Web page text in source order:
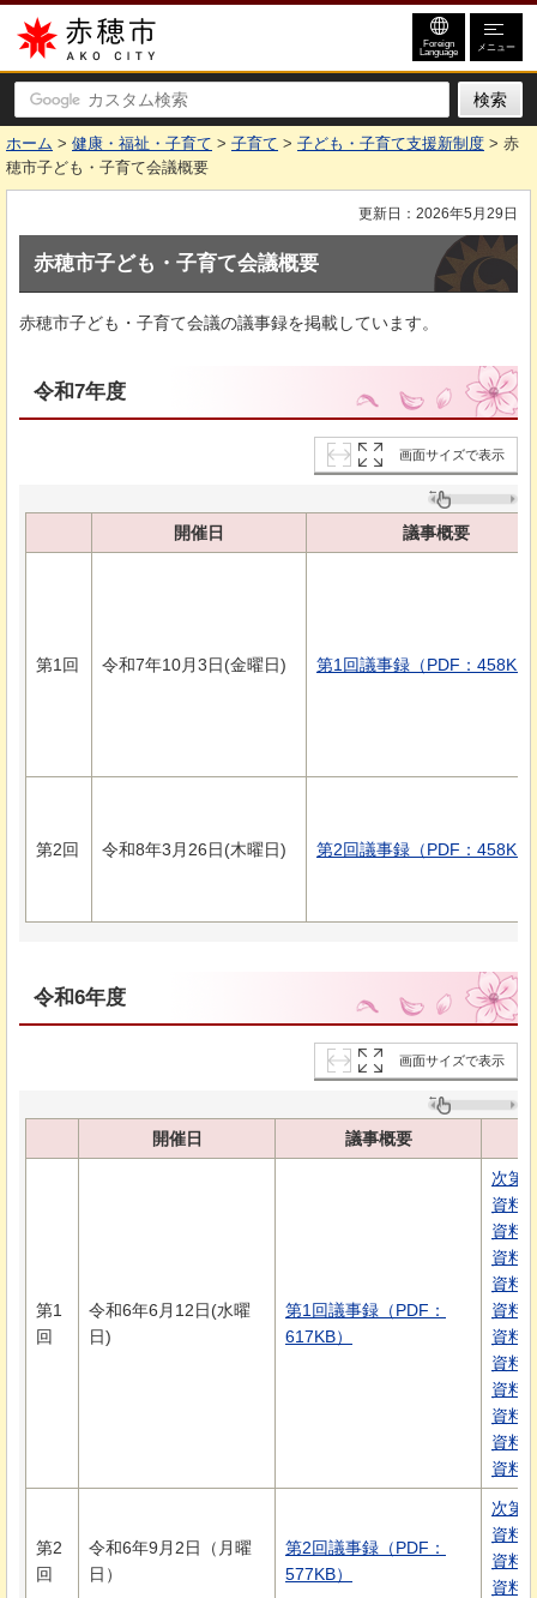
赤穂市
Foreign
Language メニュー
ホーム > 健康・福祉・子育て > 子育て > 子ども・子育て支援新制度 > 赤
穂市子ども・子育て会議概要
更新日：2026年5月29日
赤穂市子ども・子育て会議概要
赤穂市子ども・子育て会議の議事録を掲載しています。
令和7年度
画面サイズで表示
開催日 議事概要
第1回 令和7年10月3日(金曜日) 第1回議事録（PDF：458KB
第2回 令和8年3月26日(木曜日) 第2回議事録（PDF：458KB
令和6年度
画面サイズで表示
開催日 議事概要
第1
回
令和6年6月12日(水曜
日)
第1回議事録（PDF：
617KB）
次第
資料
資料
資料
資料
資料
資料
資料
資料
資料
資料
資料
第2
回
令和6年9月2日（月曜
日）
第2回議事録（PDF：
577KB）
次第
資料
資料
資料